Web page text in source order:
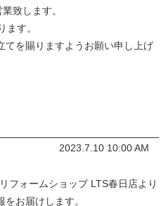
致します。
す。
てを賜りますようお願い申し上げ
2023.7.10 10:00 AM
フォームショップ LTS春日店より
お届けします。